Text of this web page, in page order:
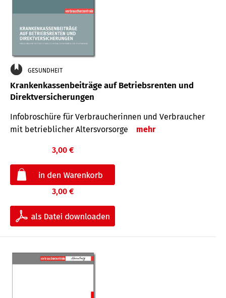
GESUNDHEIT
Krankenkassenbeiträge auf Betriebsrenten und
Direktversicherungen
Infobroschüre für Verbraucherinnen und Verbraucher
mit betrieblicher Altersvorsorge
mehr
3,00 €
3,00 €